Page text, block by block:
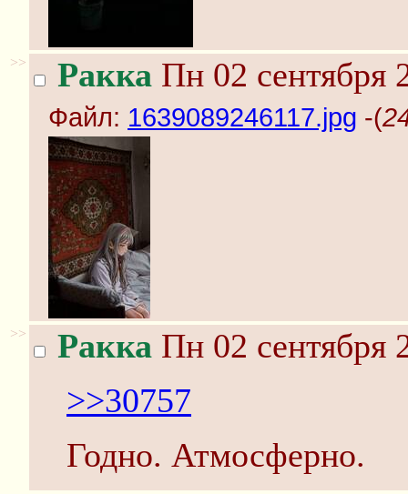
>> Ракка Пн 02 сентября
Файл: 1639089246117.jpg -(
>> Ракка Пн 02 сентября
>>30757
Годно. Атмосферно.